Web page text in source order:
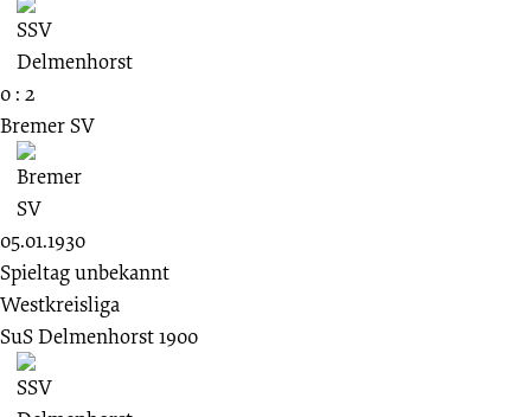
0 : 2
Bremer SV
05.01.1930
Spieltag unbekannt
Westkreisliga
SuS Delmenhorst 1900